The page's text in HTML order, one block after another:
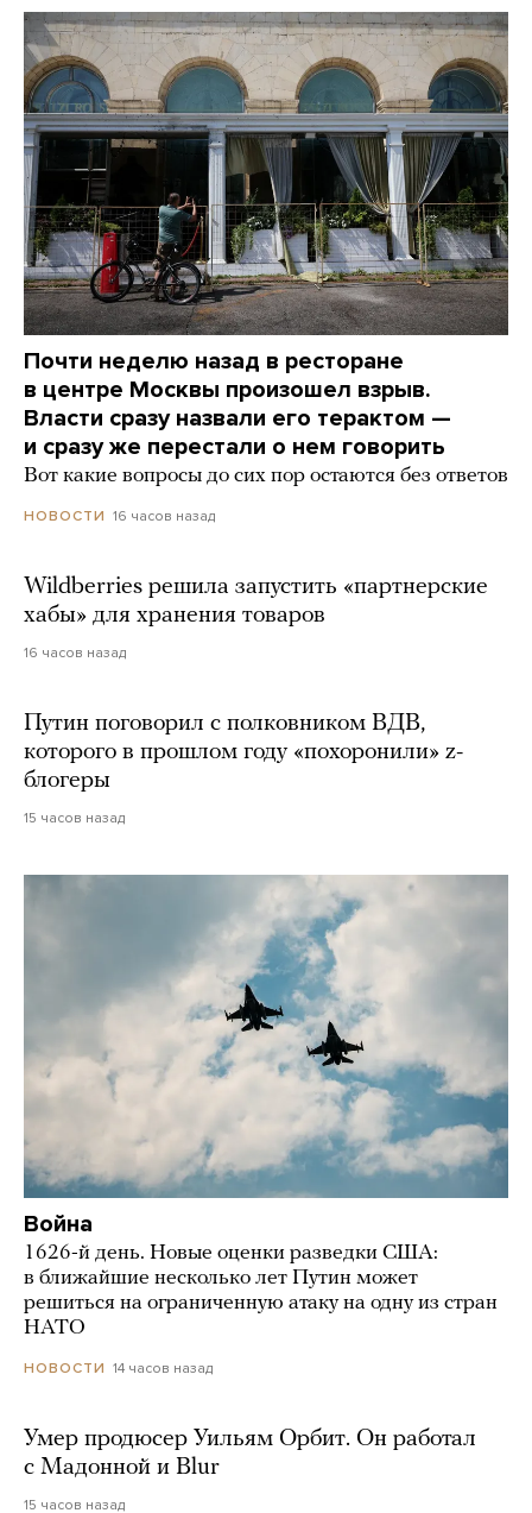
Почти неделю назад в ресторане
в центре Москвы произошел взрыв.
Власти сразу назвали его терактом —
и сразу же перестали о нем говорить
Вот какие вопросы до сих пор остаются без ответов
НОВОСТИ 16 часов назад
Wildberries решила запустить «партнерские
хабы» для хранения товаров
16 часов назад
Путин поговорил с полковником ВДВ,
которого в прошлом году «похоронили» z-
блогеры
15 часов назад
Война
1626-й день. Новые оценки разведки США:
в ближайшие несколько лет Путин может
решиться на ограниченную атаку на одну из стран
НАТО
НОВОСТИ 14 часов назад
Умер продюсер Уильям Орбит. Он работал
с Мадонной и Blur
15 часов назад